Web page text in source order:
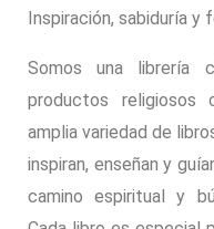
Inspiración, sabiduría y
Somos una librería
productos religiosos
amplia variedad de
inspiran, enseñan y
camino espiritual y